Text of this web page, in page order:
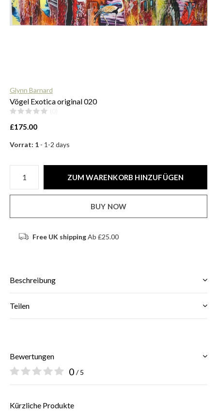
Glynn Barnard
Vögel Exotica original 020
£175.00
Vorrat: 1 - 1-2 days
ZUM WARENKORB HINZUFÜGEN
BUY NOW
Free UK shippingAb £25.00
Beschreibung
Teilen
Bewertungen
0 / 5
Kürzliche Produkte